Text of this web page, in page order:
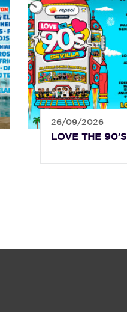
26/09/2026
LOVE THE 90’S